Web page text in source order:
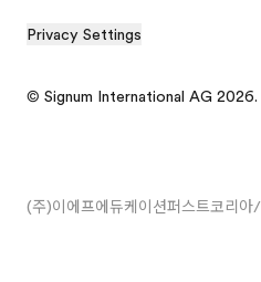
Privacy Settings
© Signum International AG
(주)이에프에듀케이션퍼스트코리